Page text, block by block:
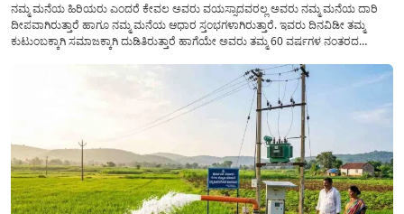
ನಮ್ಮ ಮನೆಯ ಹಿರಿಯರು ಎಂದರೆ ಕೇವಲ ಅವರು ವಯಸ್ಸಾದವರಲ್ಲ ಅವರು ನಮ್ಮ ಮನೆಯ ದಾರಿ
ದೀಪವಾಗಿರುತ್ತಾರೆ ಹಾಗೂ ನಮ್ಮ ಮನೆಯ ಆಧಾರ ಸ್ತಂಭಗಳಾಗಿರುತ್ತಾರೆ. ಇವರು ದಿನವಿಡೀ ತಮ್ಮ
ಕುಟುಂಬಕ್ಕಾಗಿ ಸಮಾಜಕ್ಕಾಗಿ ದುಡಿತಿರುತ್ತಾರೆ ಹಾಗೆಯೇ ಅವರು ತಮ್ಮ 60 ವರ್ಷಗಳ ನಂತರದ